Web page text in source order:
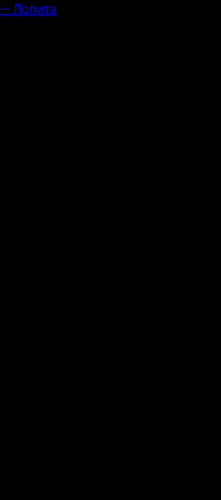
Лолита